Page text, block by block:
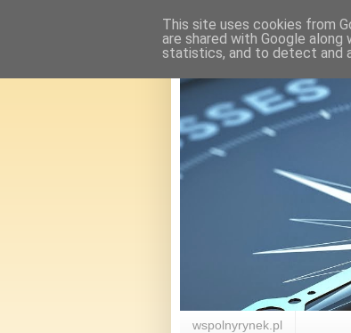
wspolnyrynek.pl
This site uses cookies from
are shared with Google
statistics, and to detect and